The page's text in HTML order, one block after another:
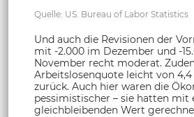
Quelle: US. Bureau of Labor Statistics
Und auch die Revisionen der
mit -2.000 im Dezember und -
November recht moderat.
Arbeitslosenquote leicht von 4,4
zurück. Auch hier waren die
pessimistischer – sie hatten mit
gleichbleibenden Wert